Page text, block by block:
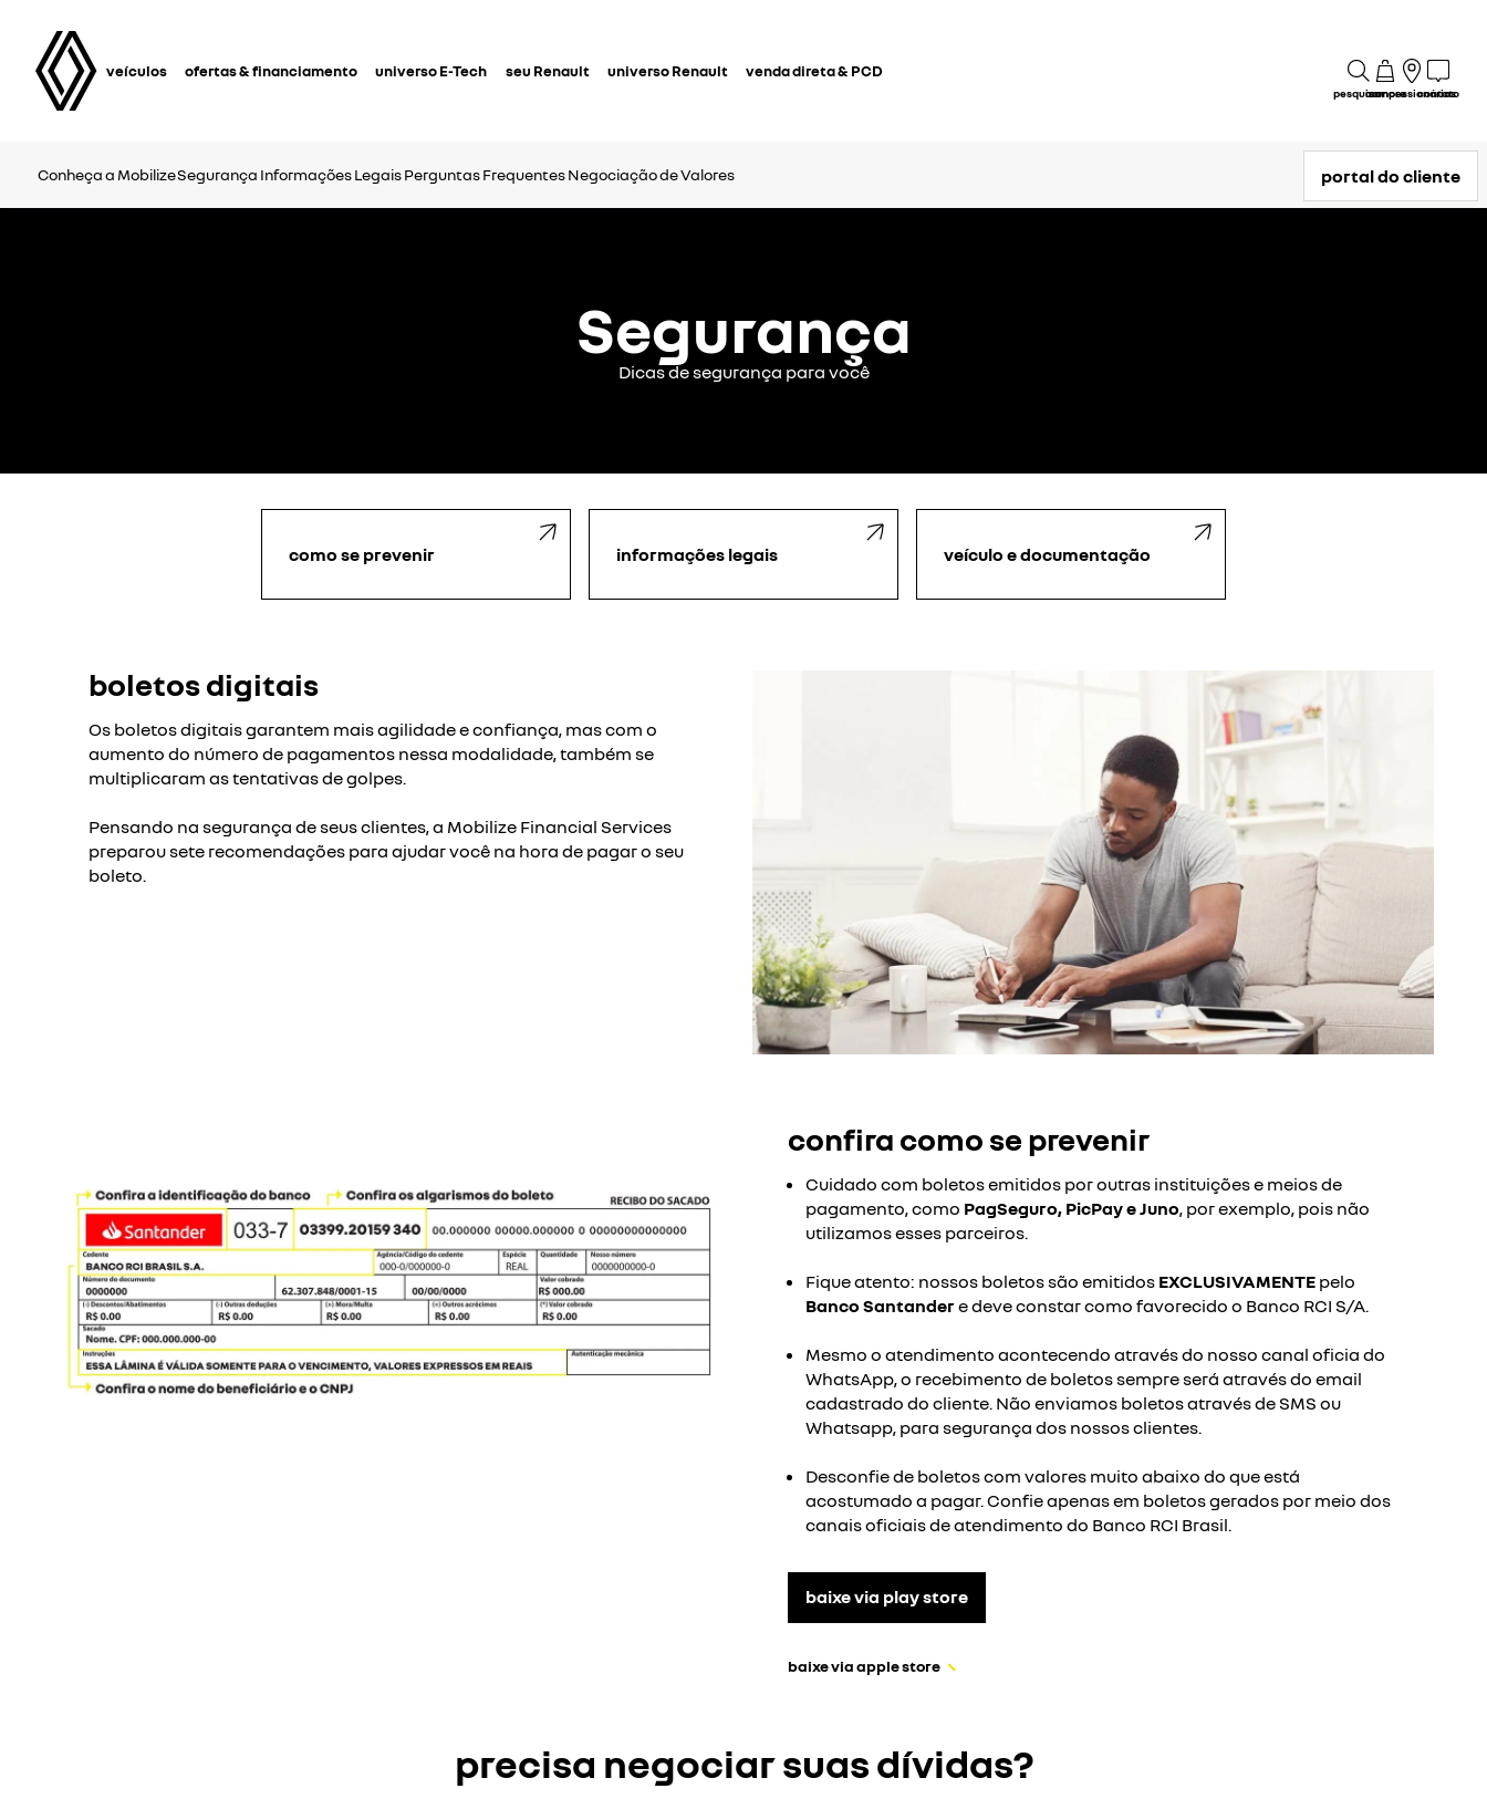
veículos ofertas & financiamento universo E-Tech seu Renault universo Renault venda direta & PCD
pesquisarcompre
concessionárias
contato
Conheça a MobilizeSegurança Informações Legais Perguntas FrequentesNegociação de Valores portal do cliente
Segurança
Dicas de segurança para você
como se prevenir informações legais veículo e documentação
boletos digitais
Os boletos digitais garantem mais agilidade e confiança, mas com o
aumento do número de pagamentos nessa modalidade, também se
multiplicaram as tentativas de golpes.
Pensando na segurança de seus clientes, a Mobilize Financial Services
preparou sete recomendações para ajudar você na hora de pagar o seu
boleto.
confira como se prevenir
Cuidado com boletos emitidos por outras instituições e meios de
pagamento, como PagSeguro, PicPay e Juno, por exemplo, pois não
utilizamos esses parceiros.
Fique atento: nossos boletos são emitidos EXCLUSIVAMENTE pelo
Banco Santandere deve constar como favorecido o Banco RCI S/A.
Mesmo o atendimento acontecendo através do nosso canal oficia do
WhatsApp, o recebimento de boletos sempre será através do email
cadastrado do cliente. Não enviamos boletos através de SMS ou
Whatsapp, para segurança dos nossos clientes.
Desconfie de boletos com valores muito abaixo do que está
acostumado a pagar. Confie apenas em boletos gerados por meio dos
canais oficiais de atendimento do Banco RCI Brasil.
baixe via play store
baixe via apple store
precisa negociar suas dívidas?